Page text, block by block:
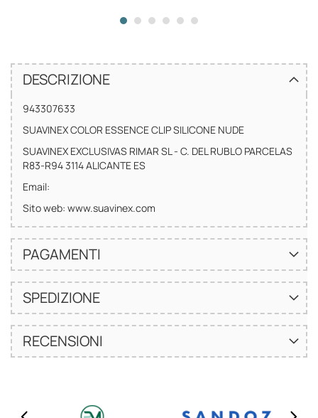
DESCRIZIONE
943307633
SUAVINEX COLOR ESSENCE CLIP SILICONE NUDE
SUAVINEX EXCLUSIVAS RIMAR SL - C. DEL RUBLO PARCELAS
R83-R94 3114 ALICANTE ES
Email:
Sito web: www.suavinex.com
PAGAMENTI
SPEDIZIONE
RECENSIONI